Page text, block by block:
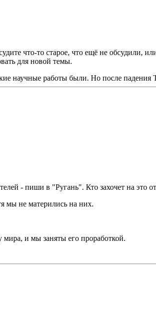
что-то старое, что ещё не обсудили,
для новой темы.
научные работы были. Но после падения
- пиши в "Ругань". Кто захочет на это
мы не матерились на них.
мира, и мы заняты его проработкой.